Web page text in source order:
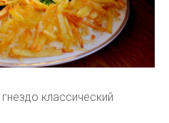
классический